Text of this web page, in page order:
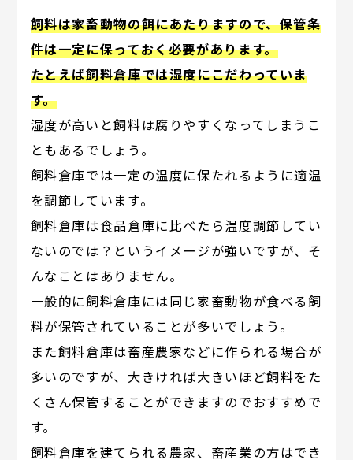
飼料は家畜動物の餌にあたりますので、保管条
件は一定に保っておく必要があります。
たとえば飼料倉庫では湿度にこだわっていま
す。
湿度が高いと飼料は腐りやすくなってしまうこ
ともあるでしょう。
飼料倉庫では一定の温度に保たれるように適温
を調節しています。
飼料倉庫は食品倉庫に比べたら温度調節してい
ないのでは？というイメージが強いですが、そ
んなことはありません。
一般的に飼料倉庫には同じ家畜動物が食べる飼
料が保管されていることが多いでしょう。
また飼料倉庫は畜産農家などに作られる場合が
多いのですが、大きければ大きいほど飼料をた
くさん保管することができますのでおすすめで
す。
飼料倉庫を建てられる農家、畜産業の方はでき